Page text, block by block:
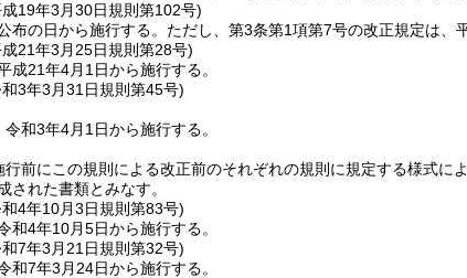
19年3月30日規則第102号)
布の日から施行する。 ただし、第3条第1項第7号の改正規定は、
21年3月25日規則第28号)
成21年4月1日から施行する。
3年3月31日規則第45号)
和3年4月1日から施行する。
行前にこの規則による改正前のそれぞれの規則に規定する様式
された書類とみなす。
4年10月3日規則第83号)
和4年10月5日から施行する。
7年3月21日規則第32号)
和7年3月24日から施行する。